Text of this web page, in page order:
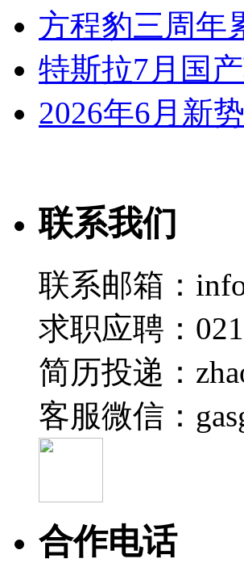
方程豹三周年
特斯拉7月国
2026年6月新
联系我们
联系邮箱：
求职应聘：
简历投递：
客服微信：
合作电话